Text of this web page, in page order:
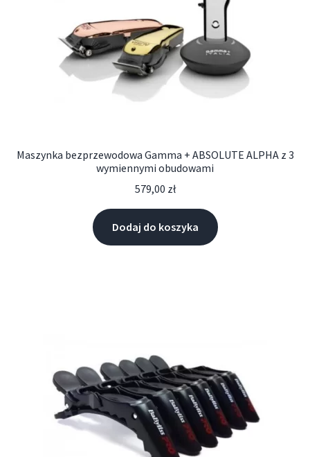
Maszynka bezprzewodowa Gamma + ABSOLUTE ALPHA z 3
wymiennymi obudowami
579,00 zł
Dodaj do koszyka